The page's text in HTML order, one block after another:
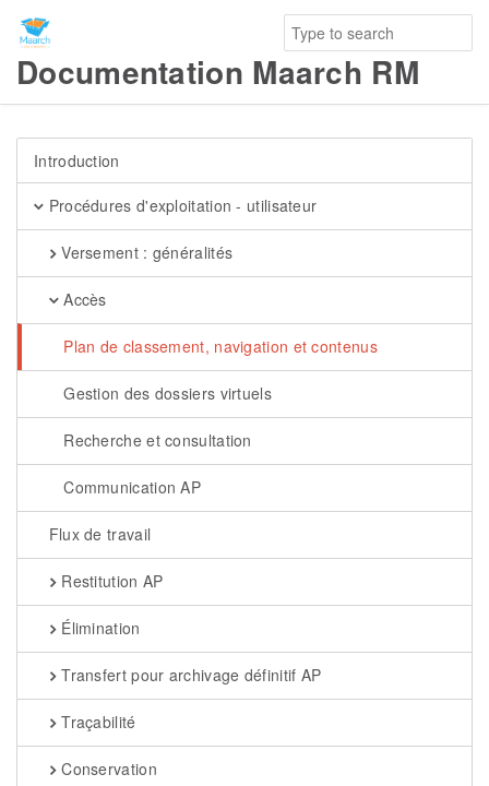
Documentation Maarch RM
Introduction
Procédures d'exploitation - utilisateur
Versement : généralités
Accès
Plan de classement, navigation et contenus
Gestion des dossiers virtuels
Recherche et consultation
Communication AP
Flux de travail
Restitution AP
Élimination
Transfert pour archivage définitif AP
Traçabilité
Conservation